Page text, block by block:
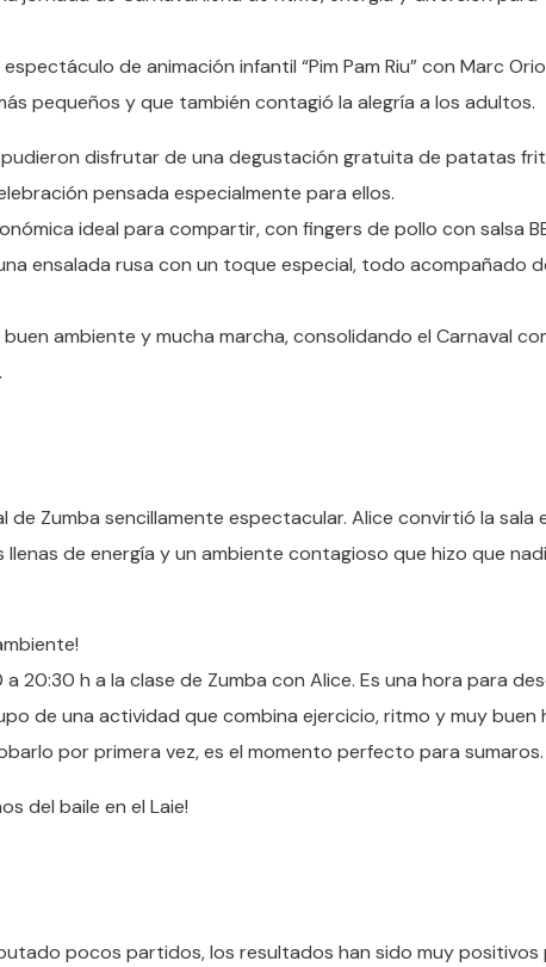
de animación infantil “Pim Pam Riu” con Marc
pequeños y que también contagió la alegría a los adultos.
disfrutar de una degustación gratuita de patatas
pensada especialmente para ellos.
ideal para compartir, con fingers de pollo con salsa
ensalada rusa con un toque especial, todo acompañado
ambiente y mucha marcha, consolidando el Carnaval
de Zumba sencillamente espectacular. Alice convirtió la sala
de energía y un ambiente contagioso que hizo que
20:30 h a la clase de Zumba con Alice. Es una hora para
de una actividad que combina ejercicio, ritmo y muy buen
por primera vez, es el momento perfecto para sumaros.
del baile en el Laie!
pocos partidos, los resultados han sido muy positivos